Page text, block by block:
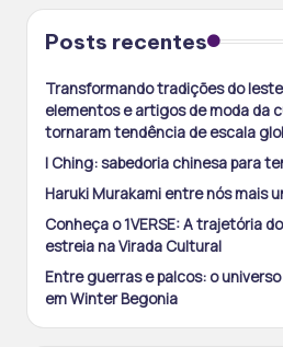
Posts recentes
Transformando tradições do
elementos e artigos de moda da
tornaram tendência de escala
I Ching: sabedoria chinesa para
Haruki Murakami entre nós mais
Conheça o 1VERSE: A trajetória
estreia na Virada Cultural
Entre guerras e palcos: o
em Winter Begonia